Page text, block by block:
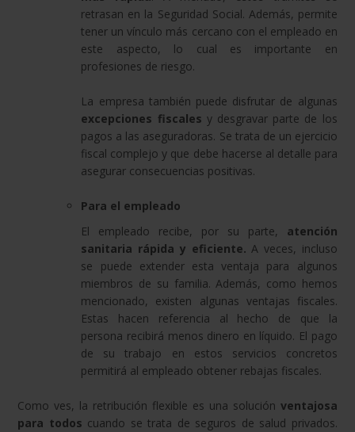
retrasan en la Seguridad Social. Además, permite
tener un vínculo más cercano con el empleado en
este aspecto, lo cual es importante en
profesiones de riesgo.
La empresa también puede disfrutar de algunas
excepciones fiscales y desgravar parte de los
pagos a las aseguradoras. Se trata de un ejercicio
fiscal complejo y que debe hacerse al detalle para
asegurar consecuencias positivas.
Para el empleado
El empleado recibe, por su parte, atención
sanitaria rápida y eficiente. A veces, incluso
se puede extender esta ventaja para algunos
miembros de su familia. Además, como hemos
mencionado, existen algunas ventajas fiscales.
Estas hacen referencia al hecho de que la
persona recibirá menos dinero en líquido. El pago
de su trabajo en estos servicios concretos
permitirá al empleado obtener rebajas fiscales.
Como ves, la retribución flexible es una solución ventajosa
para todos cuando se trata de seguros de salud privados.